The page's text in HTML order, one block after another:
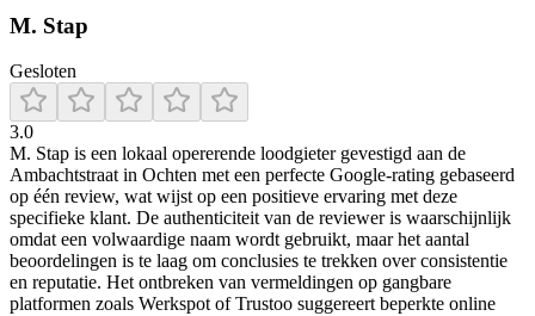
M. Stap
Gesloten
3.0
M. Stap is een lokaal opererende loodgieter gevestigd aan de
Ambachtstraat in Ochten met een perfecte Google-rating gebaseerd
op één review, wat wijst op een positieve ervaring met deze
specifieke klant. De authenticiteit van de reviewer is waarschijnlijk
omdat een volwaardige naam wordt gebruikt, maar het aantal
beoordelingen is te laag om conclusies te trekken over consistentie
en reputatie. Het ontbreken van vermeldingen op gangbare
platformen zoals Werkspot of Trustoo suggereert beperkte online